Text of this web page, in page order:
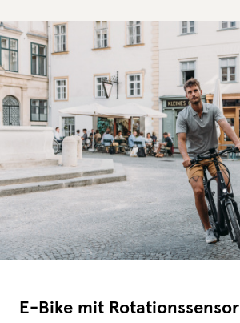
E-Bike mit Rotationssensor